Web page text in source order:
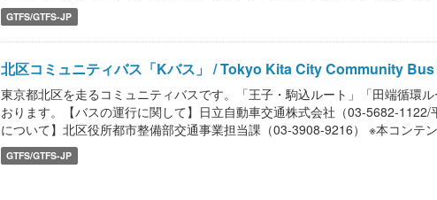
GTFS/GTFS-JP
北区コミュニティバス「Kバス」 / Tokyo Kita City Community
東京都北区を走るコミュニティバスです。「王子・駒込ルート」「田端循環
おります。【バスの運行に関して】日立自動車交通株式会社（03-5682-
について】北区役所都市整備部交通事業担当課（03-3908-9216） ※本コンテ
GTFS/GTFS-JP